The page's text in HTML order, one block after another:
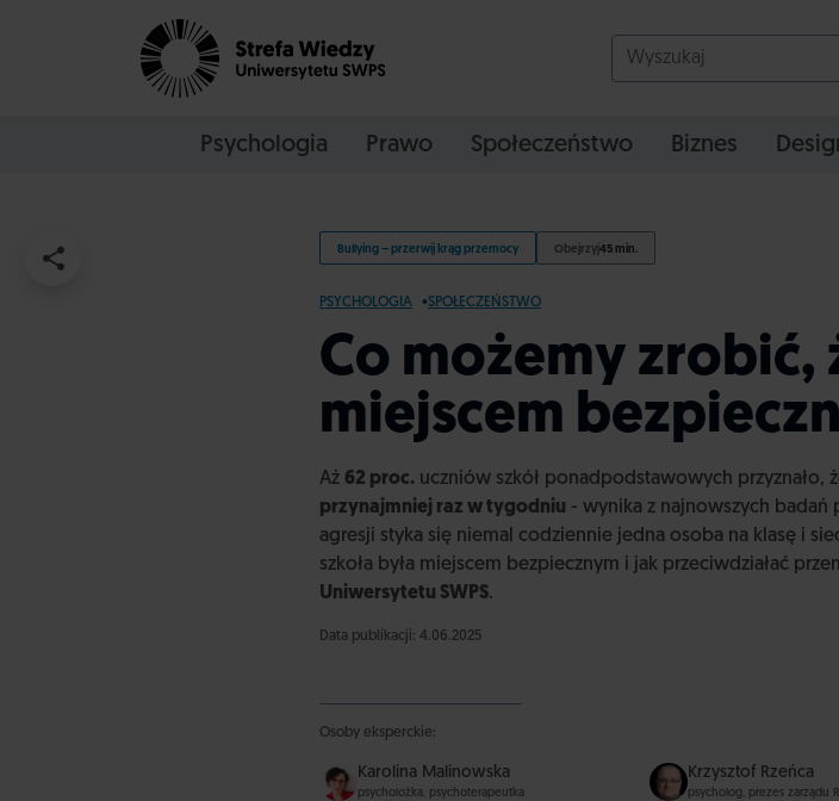
Psychologia Prawo Społeczeństwo Biznes
Bullying – przerwij krąg przemocy Obejrzyj45 min.
PSYCHOLOGIA SPOŁECZEŃSTWO
Co możemy zrobić,
miejscem
Aż 62 proc. uczniów szkół ponadpodstawowych przyznało,
przynajmniej raz w tygodniu - wynika z najnowszych
agresji styka się niemal codziennie jedna osoba na klasę i
szkoła była miejscem bezpiecznym i jak przeciwdziałać
Uniwersytetu SWPS.
Data publikacji: 4.06.2025
Osoby eksperckie:
Karolina Malinowska
psycholożka, psychoterapeutka
Krzysztof Rzeńca
psycholog, prezes zarządu